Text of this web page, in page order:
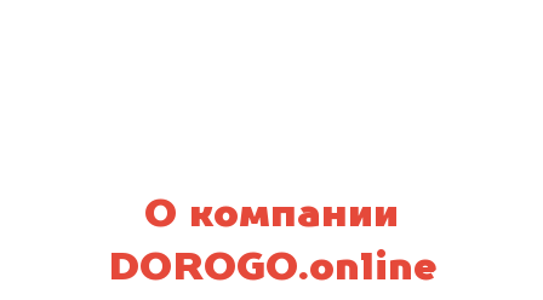
О компании
DOROGO.online